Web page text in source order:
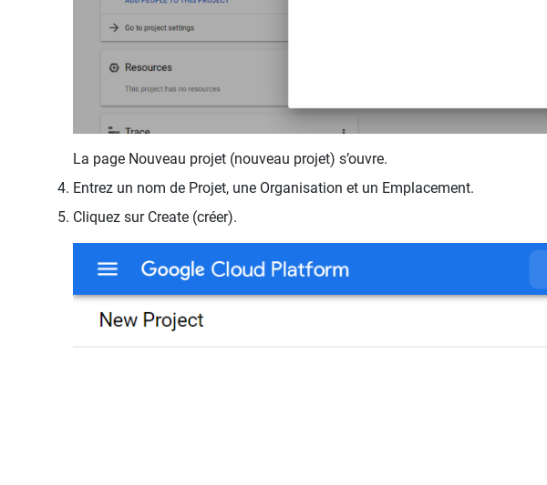
La page Nouveau projet (nouveau projet) s’ouvre.
Entrez un nom de Projet, une Organisation et un Emplacement.
Cliquez sur Create (créer).